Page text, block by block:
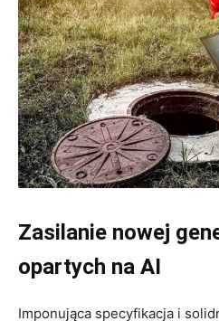
Zasilanie nowej
opartych na AI
Imponująca specyfikacja i